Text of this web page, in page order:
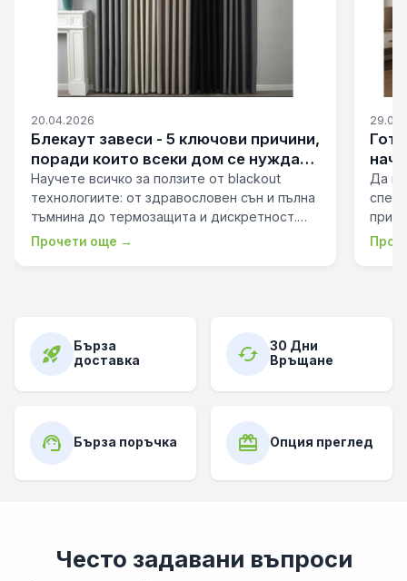
20.04.2026
Блекаут завеси - 5 ключови причини,
поради които всеки дом се нуждае
от тях.
Научете всичко за ползите от blackout
технологиите: от здравословен сън и пълна
тъмнина до термозащита и дискретност.
Спрете светлината, шум…
Прочети още →
Да
rocket_launch
Бърза
доставка
cached
30 Дни
Връщане
support_agent Бърза поръчка card_giftcard Опция преглед
Често задавани въпроси